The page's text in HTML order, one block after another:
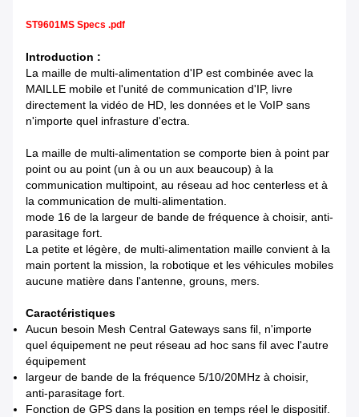
ST9601MS Specs .pdf
Introduction :
La maille de multi-alimentation d'IP est combinée avec la
MAILLE mobile et l'unité de communication d'IP, livre
directement la vidéo de HD, les données et le VoIP sans
n'importe quel infrasture d'ectra.
La maille de multi-alimentation se comporte bien à point par
point ou au point (un à ou un aux beaucoup) à la
communication multipoint, au réseau ad hoc centerless et à
la communication de multi-alimentation.
mode 16 de la largeur de bande de fréquence à choisir, anti-
parasitage fort.
La petite et légère, de multi-alimentation maille convient à la
main portent la mission, la robotique et les véhicules mobiles
aucune matière dans l'antenne, grouns, mers.
Caractéristiques
Aucun besoin Mesh Central Gateways sans fil, n'importe
quel équipement ne peut réseau ad hoc sans fil avec l'autre
équipement
largeur de bande de la fréquence 5/10/20MHz à choisir,
anti-parasitage fort.
Fonction de GPS dans la position en temps réel le dispositif.